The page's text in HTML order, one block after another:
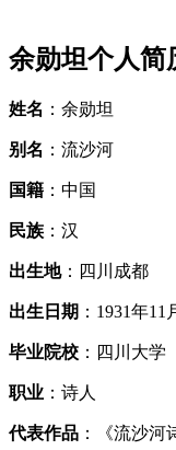
余勋坦个人简
姓名 ：余勋坦
别名 ：流沙河
国籍 ：中国
民族 ：汉
出生地：四川成都
出生日期 ：1931年11
毕业院校 ：四川大学
职业 ：诗人
代表作品 ：《流沙